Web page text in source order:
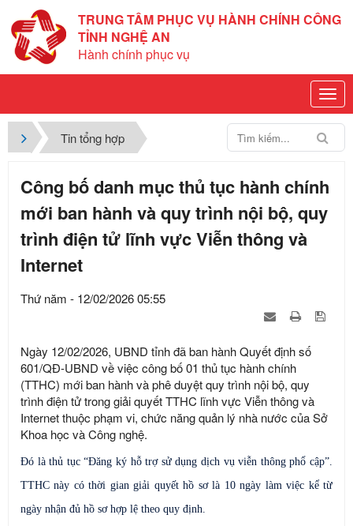
TRUNG TÂM PHỤC VỤ HÀNH CHÍNH CÔNG
TỈNH NGHỆ AN
Hành chính phục vụ
Tin tổng hợp
Công bố danh mục thủ tục hành chính
mới ban hành và quy trình nội bộ, quy
trình điện tử lĩnh vực Viễn thông và
Internet
Thứ năm - 12/02/2026 05:55
Ngày 12/02/2026, UBND tỉnh đã ban hành Quyết định số
601/QĐ-UBND về việc công bố 01 thủ tục hành chính
(TTHC) mới ban hành và phê duyệt quy trình nội bộ, quy
trình điện tử trong giải quyết TTHC lĩnh vực Viễn thông và
Internet thuộc phạm vi, chức năng quản lý nhà nước của Sở
Khoa học và Công nghệ.
Đó là thủ tục “Đăng ký hỗ trợ sử dụng dịch vụ viễn thông phổ cập”.
TTHC này có thời gian giải quyết hồ sơ là 10 ngày làm việc kể từ
ngày nhận đủ hồ sơ hợp lệ theo quy định.